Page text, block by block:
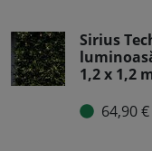
Sirius
1,2 x 1,2
64,90